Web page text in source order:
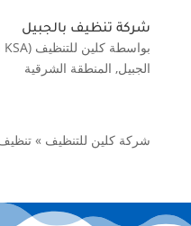
شركة تنظيف بالجبيل
بواسطة كلين للتنظيف (Clean KSA)
الجبيل, المنطقة الشرقية
شركة كلين للتنظيف »